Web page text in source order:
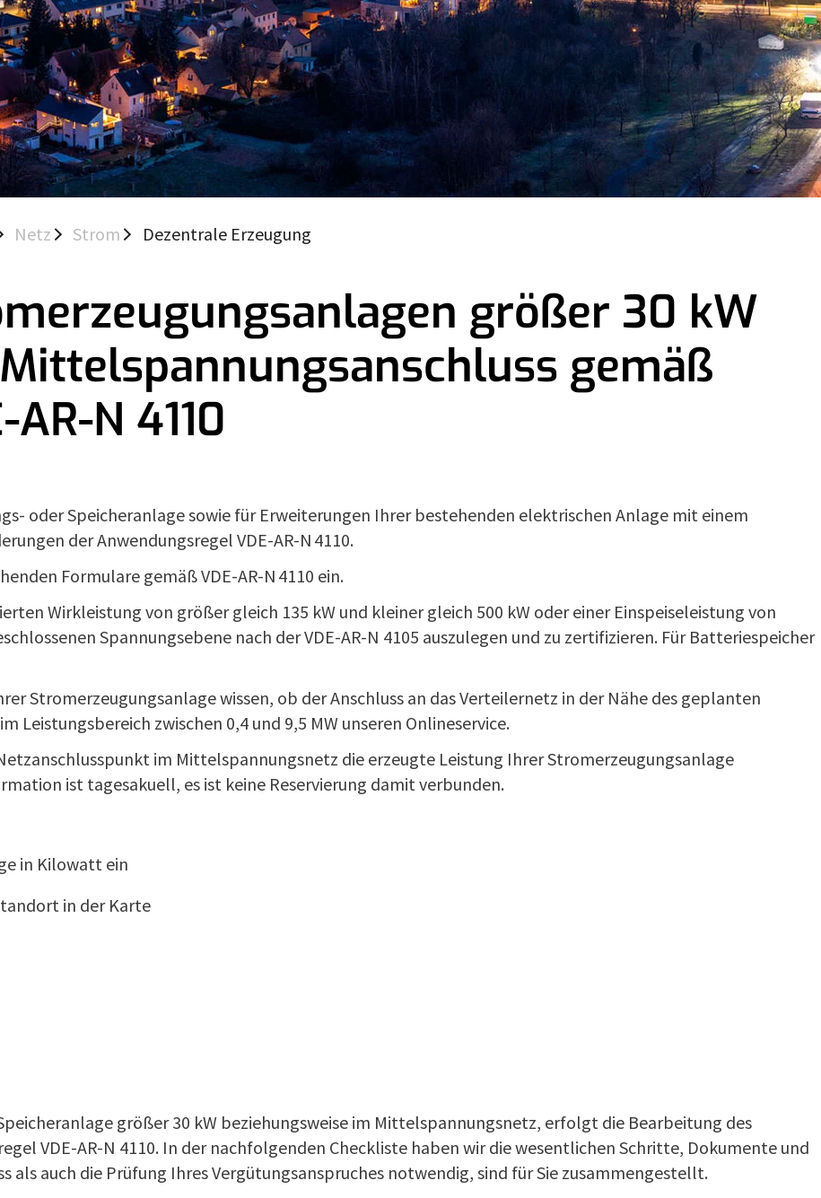
Netz Strom Dezentrale Erzeugung
größer 30 kW
gemäß
AR-N 4110
oder Speicheranlage sowie für Erweiterungen Ihrer bestehenden elektrischen Anlage mit einem
der Anwendungsregel VDE-AR-N 4110.
Formulare gemäß VDE-AR-N 4110 ein.
Wirkleistung von größer gleich 135 kW und kleiner gleich 500 kW oder einer Einspeiseleistung von
Spannungsebene nach der VDE-AR-N 4105 auszulegen und zu zertifizieren. Für Batteriespeicher
Stromerzeugungsanlage wissen, ob der Anschluss an das Verteilernetz in der Nähe des geplanten
zwischen 0,4 und 9,5 MW unseren Onlineservice.
im Mittelspannungsnetz die erzeugte Leistung Ihrer Stromerzeugungsanlage
ist tagesakuell, es ist keine Reservierung damit verbunden.
in Kilowatt ein
in der Karte
größer 30 kW beziehungsweise im Mittelspannungsnetz, erfolgt die Bearbeitung des
VDE-AR-N 4110. In der nachfolgenden Checkliste haben wir die wesentlichen Schritte, Dokumente und
als auch die Prüfung Ihres Vergütungsanspruches notwendig, sind für Sie zusammengestellt.